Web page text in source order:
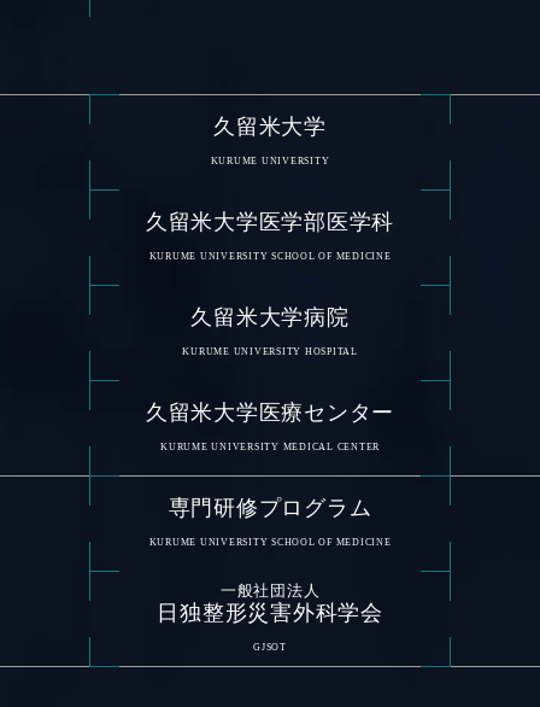
久留米大学
KURUME UNIVERSITY
久留米大学医学部医学科
KURUME UNIVERSITY SCHOOL OF MEDICINE
久留米大学病院
KURUME UNIVERSITY HOSPITAL
久留米大学医療センター
KURUME UNIVERSITY MEDICAL CENTER
専門研修プログラム
KURUME UNIVERSITY SCHOOL OF MEDICINE
一般社団法人
日独整形災害外科学会
GJSOT